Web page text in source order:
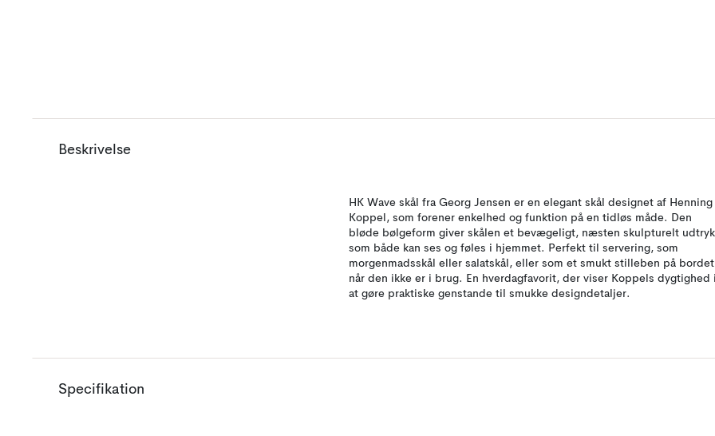
Beskrivelse
HK Wave skål fra Georg Jensen er en elegant skål designet af Henning
Koppel, som forener enkelhed og funktion på en tidløs måde. Den
bløde bølgeform giver skålen et bevægeligt, næsten skulpturelt
som både kan ses og føles i hjemmet. Perfekt til servering, som
morgenmadsskål eller salatskål, eller som et smukt stilleben på
når den ikke er i brug. En hverdagfavorit, der viser Koppels dygtighed
at gøre praktiske genstande til smukke designdetaljer.
Specifikation